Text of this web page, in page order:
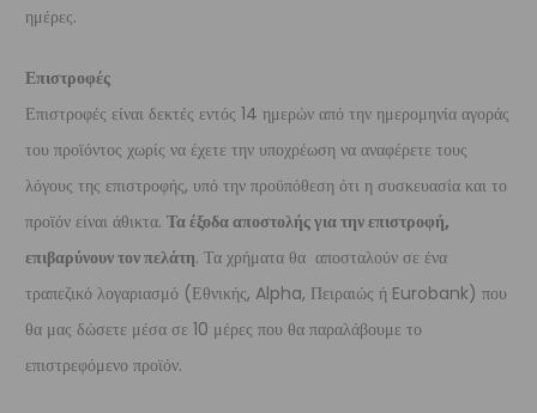
ημέρες.
Επιστροφές
Επιστροφές είναι δεκτές εντός 14 ημερών από την ημερομηνία αγοράς
του προϊόντος χωρίς να έχετε την υποχρέωση να αναφέρετε τους
λόγους της επιστροφής, υπό την προϋπόθεση ότι η συσκευασία και το
προϊόν είναι άθικτα. Τα έξοδα αποστολής για την επιστροφή,
επιβαρύνουν τον πελάτη. Τα χρήματα θα αποσταλούν σε ένα
τραπεζικό λογαριασμό (Εθνικής, Alpha, Πειραιώς ή Eurobank) που
θα μας δώσετε μέσα σε 10 μέρες που θα παραλάβουμε το
επιστρεφόμενο προϊόν.